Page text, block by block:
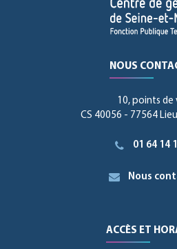
NOUS
10, points de
CS 40056 - 77564
01 64 14
Nous
ACCÈS ET